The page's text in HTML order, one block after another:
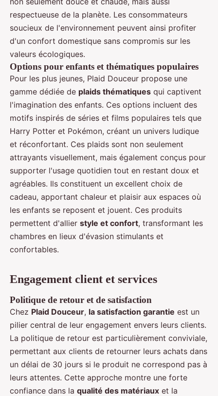
respectueuse de la planète. Les consommateurs
soucieux de l'environnement peuvent ainsi profiter
d'un confort domestique sans compromis sur les
valeurs écologiques.
Options pour enfants et thématiques populaires
Pour les plus jeunes, Plaid Douceur propose une
gamme dédiée de plaids thématiques qui captivent
l'imagination des enfants. Ces options incluent des
motifs inspirés de séries et films populaires tels que
Harry Potter et Pokémon, créant un univers ludique
et réconfortant. Ces plaids sont non seulement
attrayants visuellement, mais également conçus pour
supporter l'usage quotidien tout en restant doux et
agréables. Ils constituent un excellent choix de
cadeau, apportant chaleur et plaisir aux espaces où
les enfants se reposent et jouent. Ces produits
permettent d'allier style et confort, transformant les
chambres en lieux d'évasion stimulants et
confortables.
Engagement client et services
Politique de retour et de satisfaction
Chez Plaid Douceur, la satisfaction garantie est un
pilier central de leur engagement envers leurs clients.
La politique de retour est particulièrement conviviale,
permettant aux clients de retourner leurs achats dans
un délai de 30 jours si le produit ne correspond pas à
leurs attentes. Cette approche montre une forte
confiance dans la qualité des matériaux et la